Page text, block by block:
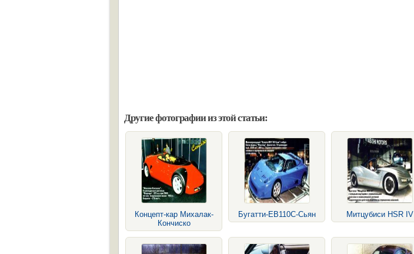
Другие фотографии из этой статьи:
Концепт-кар Михалак-
Кончиско
Бугатти-ЕВ110С-Сьян Митцубиси HSR IV